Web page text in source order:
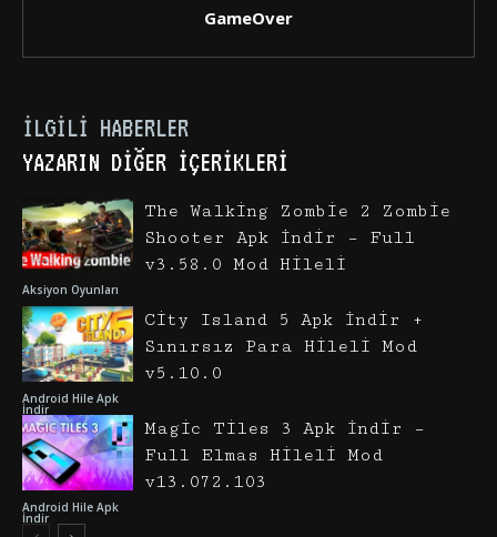
GameOver
İLGILI HABERLER
YAZARIN DIĞER İÇERIKLERI
Aksiyon Oyunları
The Walking Zombie 2 Zombie
Shooter Apk İndir – Full
v3.58.0 Mod Hileli
Android Hile Apk
İndir
City Island 5 Apk İndir +
Sınırsız Para Hileli Mod
v5.10.0
Android Hile Apk
İndir
Magic Tiles 3 Apk İndir –
Full Elmas Hileli Mod
v13.072.103